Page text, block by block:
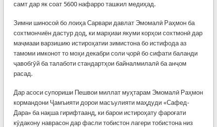
самт дар як соат 5600 нафарро ташкил медиҳад.
Зимни шиносоӣ бо лоиҳа Сарвари давлат Эмомалӣ Раҳмон ба
сохтмончиён дастур дод, ки марҳиаи якуми корҳои сохтмонӣ дар
маҷмааи варзишию истироҳатии зимистона бо истифода аз
тамоми имконот то моҳи декабри соли ҷорӣ бо сифати баланди
ҷавобгӯй ба талаботи стандартҳои байналмилалӣ ба анҷом
расад.
Дар асоси супориши Пешвои миллат муҳтарам Эмомалӣ Раҳмон
кормандони Ҷамъияти дорои масъулияти маҳдуди «Сафед-
Дара» ба нақша гирифтаанд, ки барои истироҳату фароғати
кӯдакону наврасон дар фасли тобистон лагери тобистона низ